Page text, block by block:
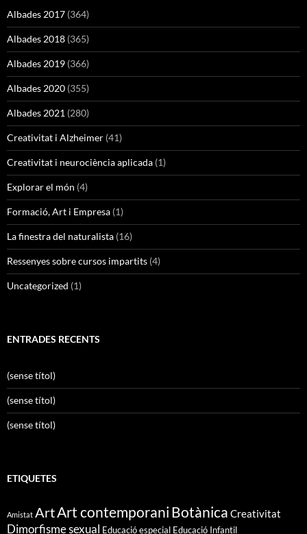
Albades 2017 (364)
Albades 2018 (365)
Albades 2019 (366)
Albades 2020 (355)
Albades 2021 (280)
Creativitat i Alzheimer (41)
Creativitat i neurociència aplicada (1)
Explorar el món (4)
Formació, Art i Empresa (1)
La finestra del naturalista (16)
Ressenyes sobre cursos impartits (4)
Uncategorized (1)
ENTRADES RECENTS
(sense títol)
(sense títol)
(sense títol)
ETIQUETES
Amistat ArtArt contemporaniBotànica Creativitat
Dimorfisme sexual Educació especial Educació Infantil